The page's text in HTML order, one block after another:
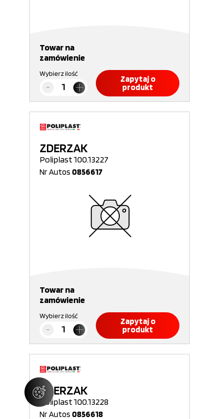
Towar na
zamówienie
Wybierz ilość
Zapytaj o
produkt
ZDERZAK
Poliplast 100.13227
Nr Autos 0856617
Towar na
zamówienie
Wybierz ilość
Zapytaj o
produkt
ZDERZAK
Poliplast 100.13228
Nr Autos 0856618